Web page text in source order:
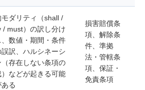
モダリティ（shall /
/ must）の訳し分け
、数値・期間・条件
訳、ハルシネーシ
（存在しない条項の
）などが起きる可能
る
損害賠償条
項、解除条
件、準拠
法・管轄条
項、保証・
免責条項